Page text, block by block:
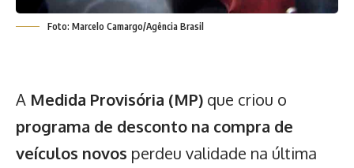
Foto: Marcelo Camargo/Agência Brasil
A Medida Provisória (MP) que criou o
programa de desconto na compra de
veículos novos perdeu validade na última